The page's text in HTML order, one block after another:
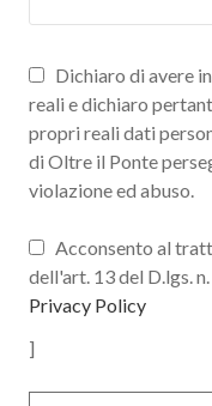
Dichiaro di avere
reali e dichiaro
propri reali dati
di Oltre il Ponte
violazione ed abuso.
Acconsento al
dell'art. 13 del D.lgs.
Privacy Policy
]